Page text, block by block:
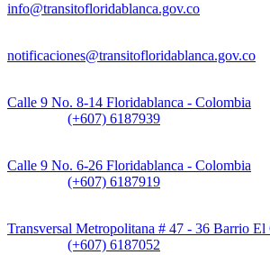
info@transitofloridablanca.gov.co
notificaciones@transitofloridablanca.gov.co
Calle 9 No. 8-14 Floridablanca - Colombia
(+607) 6187939
Calle 9 No. 6-26 Floridablanca - Colombia
(+607) 6187919
Transversal Metropolitana # 47 - 36 Barrio El
(+607) 6187052